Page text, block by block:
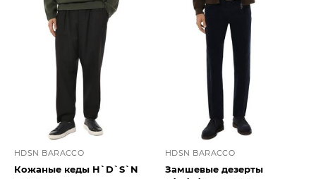
HDSN BARACCO
Кожаные кеды H`D`S`N
HDSN BARACCO
Замшевые дезерты